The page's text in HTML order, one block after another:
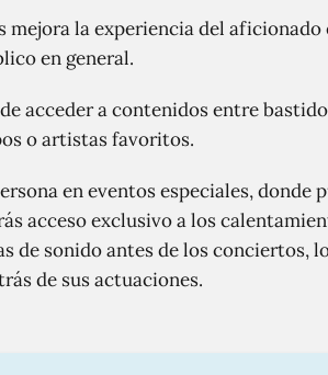
mejora la experiencia del
en general.
acceder a contenidos entre
o artistas favoritos.
en eventos especiales, donde
acceso exclusivo a los
de sonido antes de los conciertos,
de sus actuaciones.